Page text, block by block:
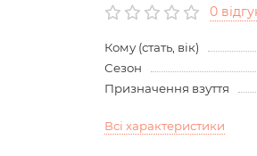
0
Кому (стать, вік)
Сезон
Призначення взуття
Всі характеристики